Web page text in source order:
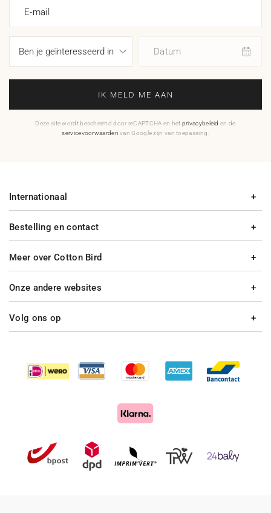
E-mail
Datum
IK MELD ME AAN
Deze site wordt beschermd door reCAPTCHA en het privacybeleid en de
servicevoorwaarden van Google zijn van toepassing.
Bestelling en contact
Meer over Cotton Bird
Internationaal
Onze andere websites
Volg ons op